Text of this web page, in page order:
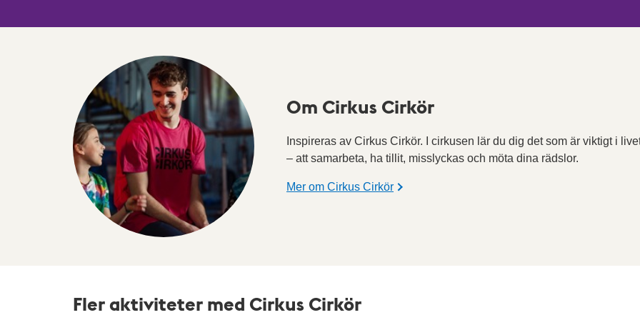
Om Cirkus Cirkör
Inspireras av Cirkus Cirkör. I cirkusen lär du dig det som är viktigt i
– att samarbeta, ha tillit, misslyckas och möta dina rädslor.
Mer om Cirkus Cirkör
Fler aktiviteter med Cirkus Cirkör